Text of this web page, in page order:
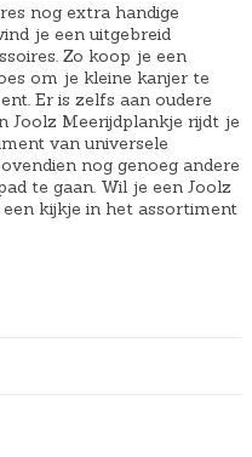
nog extra handige
je een uitgebreid
Zo koop je een
om je kleine kanjer te
Er is zelfs aan oudere
Joolz Meerijdplankje rijdt je
van universele
nog genoeg andere
te gaan. Wil je een Joolz
kijkje in het assortiment